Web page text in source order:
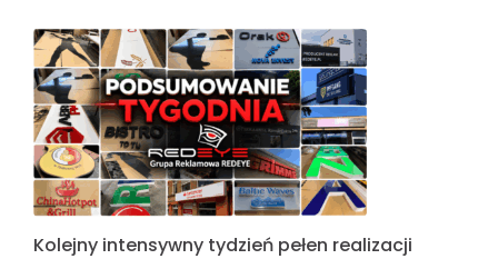
Kolejny intensywny tydzień pełen realizacji